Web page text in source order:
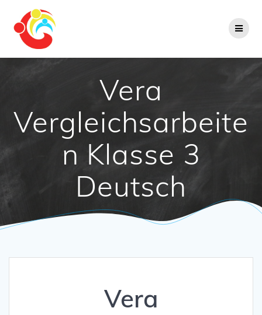
Vera
Vergleichsarbeite
n Klasse 3
Deutsch
Vera